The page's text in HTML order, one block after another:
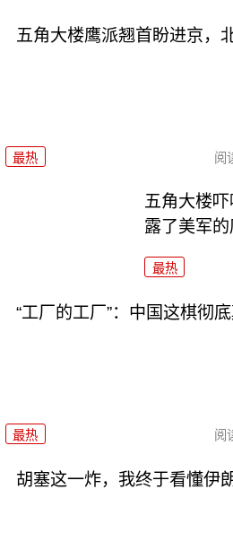
五角大楼鹰派翘首盼进京，
最热 阅
五角大楼
露了美军
最热
“工厂的工厂”：中国这棋彻
最热 阅
胡塞这一炸，我终于看懂伊